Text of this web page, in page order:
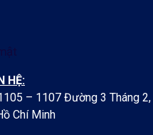
HỆ:
– 1107 Đường 3 Tháng
Chí Minh